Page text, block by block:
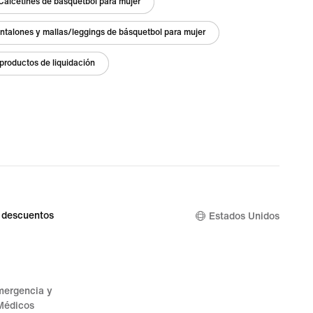
y mallas/leggings de básquetbol para mujer
de liquidación
y
Estados Unidos